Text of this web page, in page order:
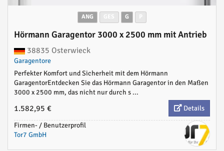
ANG G
Hörmann Garagentor 3000 x 2500 mm mit Antrieb
38835 Osterwieck
Garagentore
Perfekter Komfort und Sicherheit mit dem Hörmann
GaragentorEntdecken Sie das Hörmann Garagentor in den Maßen
3000 x 2500 mm, das nicht nur durch s ...
1.582,95 €
Details
Firmen- / Benutzerprofil
Tor7 GmbH